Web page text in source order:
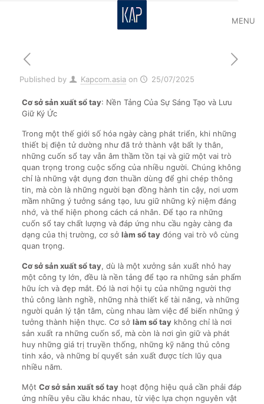
MENU
Published by Kapcom.asia on 25/07/2025
Cơ sở sản xuất sổ tay: Nền Tảng Của Sự Sáng Tạo và Lưu
Giữ Ký Ức
Trong một thế giới số hóa ngày càng phát triển, khi những
thiết bị điện tử dường như đã trở thành vật bất ly thân,
những cuốn sổ tay vẫn âm thầm tồn tại và giữ một vai trò
quan trọng trong cuộc sống của nhiều người. Chúng không
chỉ là những vật dụng đơn thuần dùng để ghi chép thông
tin, mà còn là những người bạn đồng hành tin cậy, nơi ươm
mầm những ý tưởng sáng tạo, lưu giữ những kỷ niệm đáng
nhớ, và thể hiện phong cách cá nhân. Để tạo ra những
cuốn sổ tay chất lượng và đáp ứng nhu cầu ngày càng đa
dạng của thị trường, cơ sở làm sổ tayđóng vai trò vô cùng
quan trọng.
Cơ sở sản xuất sổ tay, dù là một xưởng sản xuất nhỏ hay
một công ty lớn, đều là nền tảng để tạo ra những sản phẩm
hữu ích và đẹp mắt. Đó là nơi hội tụ của những người thợ
thủ công lành nghề, những nhà thiết kế tài năng, và những
người quản lý tận tâm, cùng nhau làm việc để biến những ý
tưởng thành hiện thực. Cơ sở làm sổ taykhông chỉ là nơi
sản xuất ra những cuốn sổ, mà còn là nơi gìn giữ và phát
huy những giá trị truyền thống, những kỹ năng thủ công
tinh xảo, và những bí quyết sản xuất được tích lũy qua
nhiều năm.
Một Cơ sở sản xuất sổ tayhoạt động hiệu quả cần phải đáp
ứng nhiều yêu cầu khác nhau, từ việc lựa chọn nguyên vật